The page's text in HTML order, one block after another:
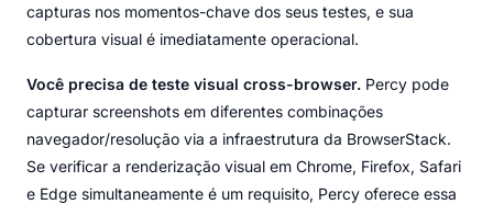
capturas nos momentos-chave dos seus testes, e sua
cobertura visual é imediatamente operacional.
Você precisa de teste visual cross-browser. Percy pode
capturar screenshots em diferentes combinações
navegador/resolução via a infraestrutura da BrowserStack.
Se verificar a renderização visual em Chrome, Firefox, Safari
e Edge simultaneamente é um requisito, Percy oferece essa